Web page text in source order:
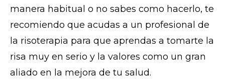
manera habitual o no sabes como hacerlo, te
recomiendo que acudas a un profesional de
la risoterapia para que aprendas a tomarte la
risa muy en serio y la valores como un gran
aliado en la mejora de tu salud.